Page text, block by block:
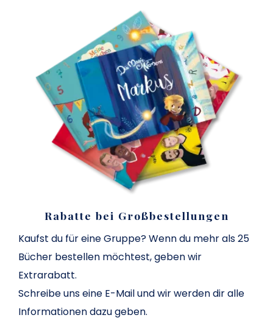
Rabatte bei Großbestellungen
Kaufst du für eine Gruppe? Wenn du mehr als 25
Bücher bestellen möchtest, geben wir
Extrarabatt.
Schreibe uns eine E-Mail und wir werden dir alle
Informationen dazu geben.